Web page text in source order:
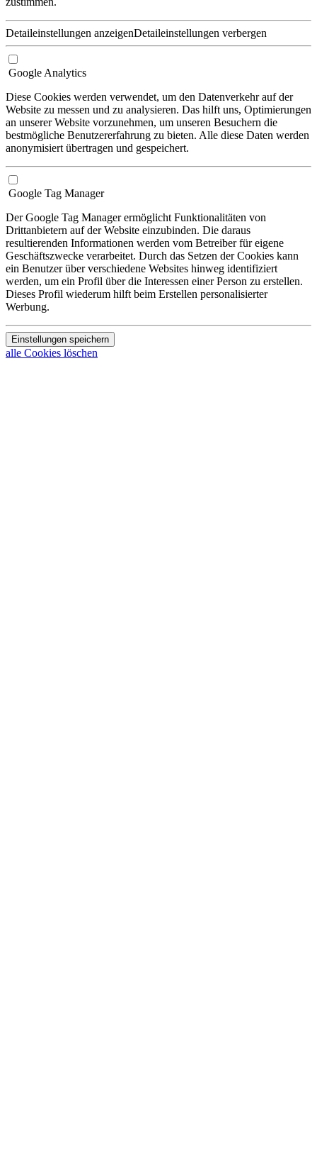
Detaileinstellungen anzeigenDetaileinstellungen verbergen
Google Analytics
Diese Cookies werden verwendet, um den Datenverkehr auf der
Website zu messen und zu analysieren. Das hilft uns, Optimierungen
an unserer Website vorzunehmen, um unseren Besuchern die
bestmögliche Benutzererfahrung zu bieten. Alle diese Daten werden
anonymisiert übertragen und gespeichert.
Google Tag Manager
Der Google Tag Manager ermöglicht Funktionalitäten von
Drittanbietern auf der Website einzubinden. Die daraus
resultierenden Informationen werden vom Betreiber für eigene
Geschäftszwecke verarbeitet. Durch das Setzen der Cookies kann
ein Benutzer über verschiedene Websites hinweg identifiziert
werden, um ein Profil über die Interessen einer Person zu erstellen.
Dieses Profil wiederum hilft beim Erstellen personalisierter
Werbung.
Einstellungen speichern
alle Cookies löschen